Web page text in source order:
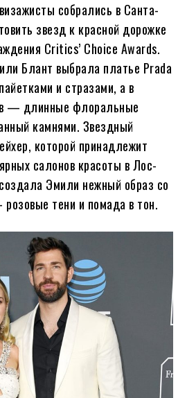
собрались в Санта-
звезд к красной дорожке
Critics’ Choice Awards.
Блант выбрала платье Prada
и стразами, а в
— длинные флоральные
камнями. Звездный
которой принадлежит
салонов красоты в Лос-
Эмили нежный образ со
тени и помада в тон.